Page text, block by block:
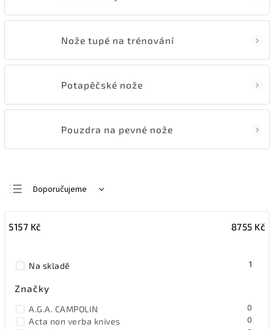
Nože tupé na trénování
Potapěčské nože
Pouzdra na pevné nože
Doporučujeme
Nejdražší
Abecedně
5157 Kč 8755 Kč
Na skladě 1
Značky
A.G.A. CAMPOLIN 0
Acta non verba knives 0